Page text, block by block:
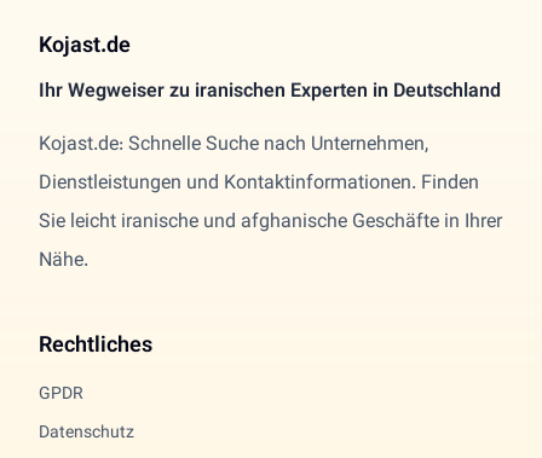
Kojast.de
Ihr Wegweiser zu iranischen Experten in Deutschland
Kojast.de: Schnelle Suche nach Unternehmen,
Dienstleistungen und Kontaktinformationen. Finden
Sie leicht iranische und afghanische Geschäfte in Ihrer
Nähe.
Rechtliches
GPDR
Datenschutz